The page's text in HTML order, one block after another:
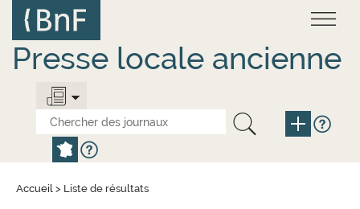
contenu
principal
Presse locale ancienne
Accueil > Liste de résultats
Panneau de gestion des cookies